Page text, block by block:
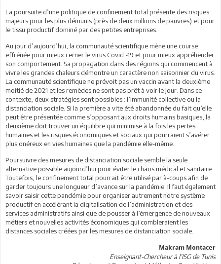
La poursuite d’une politique de confinement total présente des risques
majeurs pour les plus démunis (près de deux millions de pauvres) et pour
le tissu productif dominé par des petites entreprises.
Au jour d’aujourd’hui, la communauté scientifique mène une course
effrénée pour mieux cerner le virus Covid -19 et pour mieux appréhender
son comportement. Sa propagation dans des régions qui commencent à
vivre les grandes chaleurs démontre un caractère non saisonnier du virus.
La communauté scientifique ne prévoit pas un vaccin avant la deuxième
moitié de 2021 et les remèdes ne sont pas prêt à voir le jour. Dans ce
contexte, deux stratégies sont possibles : l’immunité collective ou la
distanciation sociale. Si la première a vite été abandonnée du fait qu’elle
peut être présentée comme s’opposant aux droits humains basiques, la
deuxième doit trouver un équilibre qui minimise à la fois les pertes
humaines et les risques économiques et sociaux qui pourraient s’avérer
plus onéreux en vies humaines que la pandémie elle-même.
Poursuivre des mesures de distanciation sociale semble la seule
alternative possible aujourd’hui pour éviter le chaos médical et sanitaire.
Toutefois, le confinement total pourrait être utilisé par à-coups afin de
garder toujours une longueur d’avance sur la pandémie. Il faut également
savoir saisir cette pandémie pour organiser autrement notre système
productif en accélérant la digitalisation de l’administration et des
services administratifs ainsi que de pousser à l’émergence de nouveaux
métiers et nouvelles activités économiques qui combleraient les
distances sociales créées par les mesures de distanciation sociale.
Makram Montacer
Enseignant-Chercheur à l’ISG de Tunis